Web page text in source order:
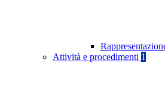
Attività e procedimenti 1